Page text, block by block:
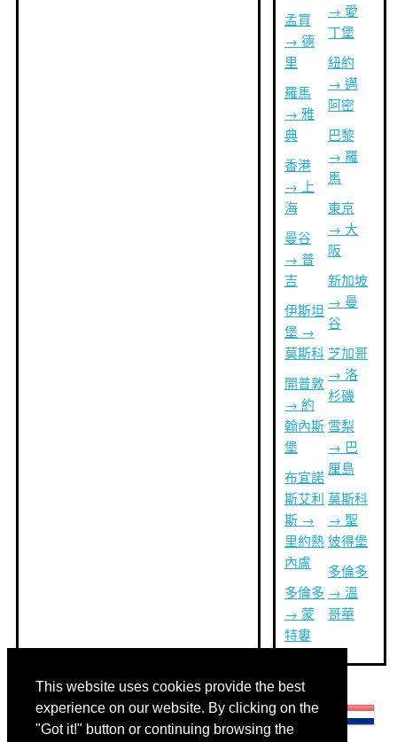
This website uses cookies provide the best
experience on our website. By clicking on the
"Got it!" button or continuing browsing the
孟買
→ 德
里
羅馬
→ 雅
典
香港
→ 上
海
曼谷
→ 普
吉
伊斯坦
堡 →
莫斯科
開普敦
→ 約
翰內斯
堡
布宜諾
斯艾利
斯 →
里約熱
內盧
多倫多
→ 蒙
特婁
→ 愛
丁堡
紐約
→ 邁
阿密
巴黎
→ 羅
馬
東京
→ 大
阪
新加坡
→ 曼
谷
芝加哥
→ 洛
杉磯
雪梨
→ 巴
厘島
莫斯科
→ 聖
彼得堡
多倫多
→ 溫
哥華
其他語言: